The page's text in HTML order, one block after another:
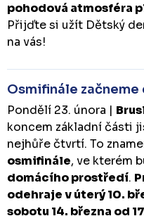
pohodová atmosféra
Přijďte si užít Dětský
na vás!
Osmifinále začneme
Pondělí 23. února |
koncem základní části
nejhůře čtvrtí. To
osmifinále, ve kterém
domácího prostředí.
odehraje v úterý 10.
sobotu 14. března od